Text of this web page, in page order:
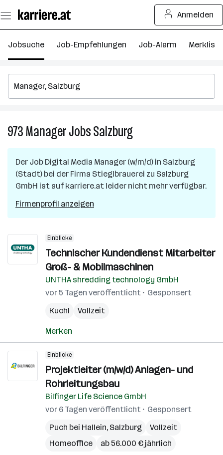
Seiteninhalt
springen
Anmelden
Jobsuche Job-Empfehlungen Job-Alarm Merkliste
973ManagerJobsSalzburg973
Manager
in
Salzburg
Der Job Digital Media Manager (w/m/d) in Salzburg
(Stadt) bei der Firma Stieglbrauerei zu Salzburg
GmbH ist auf karriere.at leider nicht mehr verfügbar.
Firmenprofil anzeigen
Einblicke
Technischer Kundendienst Mitarbeiter
Groß- & Mobilmaschinen
UNTHA shredding technology GmbH
vor 5 Tagen veröffentlicht
Gesponsert
Kuchl
Vollzeit
Merken
Einblicke
Projektleiter (m/w/d) Anlagen- und
Rohrleitungsbau
Bilfinger Life Science GmbH
vor 6 Tagen veröffentlicht
Gesponsert
Puch bei Hallein, Salzburg
Vollzeit
Homeoffice
ab 56.000 € jährlich